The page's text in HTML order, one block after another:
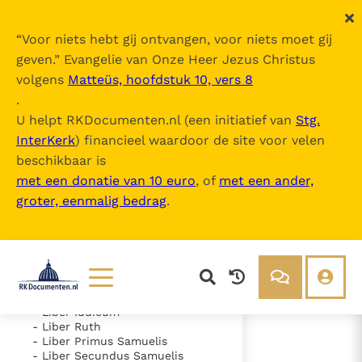
“Voor niets hebt gij ontvangen, voor niets moet gij
geven.” Evangelie van Onze Heer Jezus Christus
volgens Matteüs, hoofdstuk 10, vers 8
.
U helpt RKDocumenten.nl (een initiatief van Stg.
InterKerk) financieel waardoor de site voor velen
beschikbaar is
met een donatie van 10 euro, of met een ander,
groter, eenmalig bedrag.
Lezen
Documenten
Over ons
Nova Vulgata
Inhoudsopgave
uitklappen
- Vetus Testamentum
- Liber Exodus
- Liber Numeri
- Liber Deuteronomii
- Liber Iudicum
- Liber Ruth
- Liber Primus Samuelis
- Liber Secundus Samuelis
- Caput 5